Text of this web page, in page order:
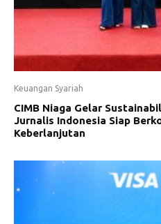
Keuangan Syariah
CIMB Niaga Gelar
Jurnalis Indonesia Siap
Keberlanjutan